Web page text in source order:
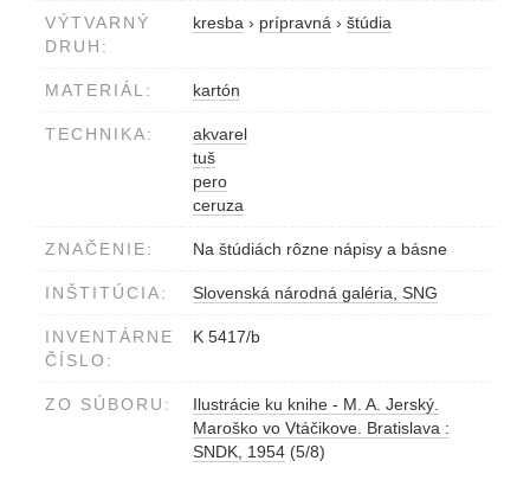
VÝTVARNÝ
DRUH:
kresba › prípravná › štúdia
MATERIÁL: kartón
TECHNIKA:
akvarel
tuš
pero
ceruza
ZNAČENIE: Na štúdiách rôzne nápisy a básne
INŠTITÚCIA: Slovenská národná galéria, SNG
INVENTÁRNE
ČÍSLO:
K 5417/b
ZO SÚBORU:
Ilustrácie ku knihe - M. A. Jerský.
Maroško vo Vtáčikove. Bratislava :
SNDK, 1954 (5/8)